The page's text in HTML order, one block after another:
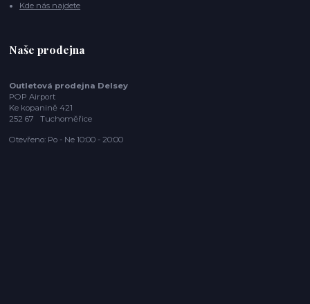
Kde nás najdete
Naše prodejna
Outletová prodejna Delsey
POP Airport
Ke kopanině 421
252 67 Tuchoměřice
Otevřeno: Po - Ne 10:00 - 20:00